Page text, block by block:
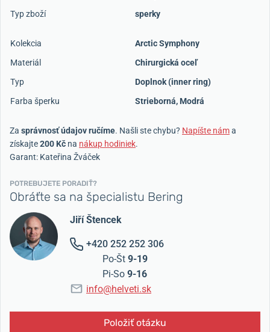
Typ zboží
sperky
Kolekcia
Arctic Symphony
Materiál
Chirurgická oceľ
Typ
Doplnok (inner ring)
Farba šperku
Strieborná, Modrá
Za správnosť údajov ručíme. Našli ste chybu? Napíšte náma
získajte200 Kč na nákup hodiniek.
Garant: Kateřina Žváček
POTREBUJETE PORADIŤ?
Obráťte sa na špecialistu Bering
Jiří Štencek
+420 252 252 306
Po-Št 9-19
Pi-So 9-16
info@helveti.sk
Položiť otázku